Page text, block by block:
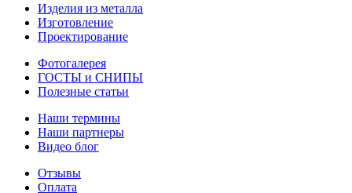
Изделия из металла
Изготовление
Проектирование
Фотогалерея
ГОСТЫ и СНИПЫ
Полезные статьи
Наши термины
Наши партнеры
Видео блог
Отзывы
Оплата